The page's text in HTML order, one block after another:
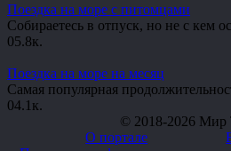
Поездка на море с питомцами
Собираетесь в отпуск, но не с кем
05.8к.
Поездка на море на месяц
Самая популярная
04.1к.
© 2018-2026 Мир
О портале